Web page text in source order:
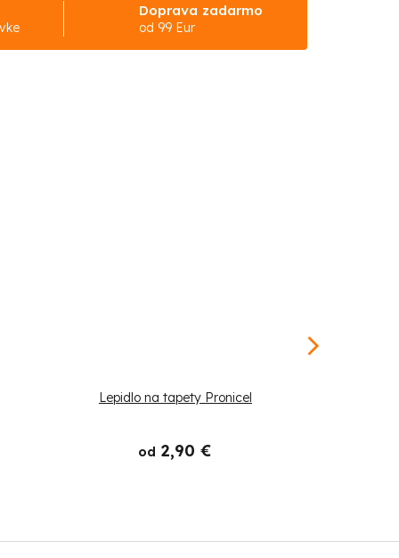
Doprava zadarmo
od 99 Eur
Lepidlo na tapety Pronicel
od 2,90 €